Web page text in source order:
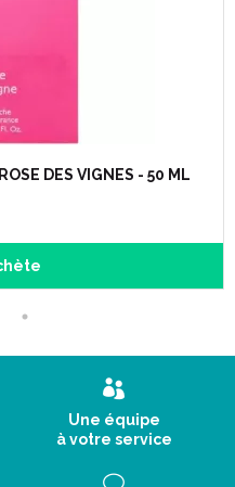
DES VIGNES - 50 ML
Une équipe
à votre service